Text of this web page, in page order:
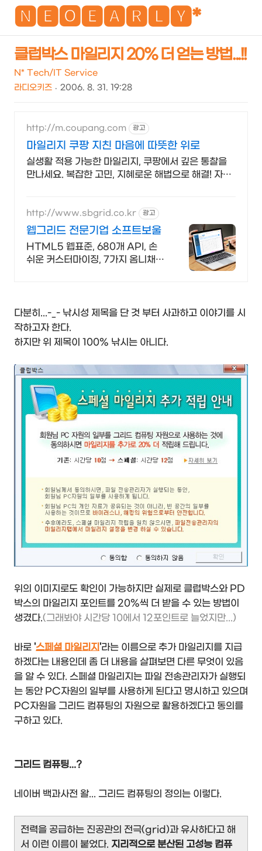
🅽🅴🅾🅴🅰🆁🅻🆈*
클럽박스 마일리지 20% 더 얻는 방법...!!
N* Tech/IT Service
라디오키즈
2006. 8. 31. 19:28
http://m.coupang.com 광고
마일리지 쿠팡 지친 마음에 따뜻한 위로
실생활 적용 가능한 마일리지, 쿠팡에서 깊은 통찰을
만나세요. 복잡한 고민, 지혜로운 해법으로 해결! 자기
http://www.sbgrid.co.kr 광고
웹그리드 전문기업 소프트보울
HTML5 웹표준, 680개 API, 손
쉬운 커스터마이징, 7가지 옴니채널
다분히...-_- 낚시성 제목을 단 것 부터 사과하고 이야기를 시
작하고자 한다.
하지만 위 제목이 100% 낚시는 아니다.
위의 이미지로도 확인이 가능하지만 실제로 클럽박스와 PD
박스의 마일리지 포인트를 20%씩 더 받을 수 있는 방법이
생겼다.(그래봐야 시간당 10에서 12포인트로 늘었지만...)
바로 '스페셜 마일리지 '라는 이름으로 추가 마일리지를 지급
하겠다는 내용인데 좀 더 내용을 살펴보면 다른 무엇이 있음
을 알 수 있다. 스페셜 마일리지는 파일 전송관리자가 실행되
는 동안 PC자원의 일부를 사용하게 된다고 명시하고 있으며
PC자원을 그리드 컴퓨팅의 자원으로 활용하겠다고 동의를
구하고 있다.
그리드 컴퓨팅...?
네이버 백과사전 왈... 그리드 컴퓨팅의 정의는 이렇다.
전력을 공급하는 진공관의 전극(grid)과 유사하다고 해
서 이런 이름이 붙었다. 지리적으로 분산된 고성능 컴퓨